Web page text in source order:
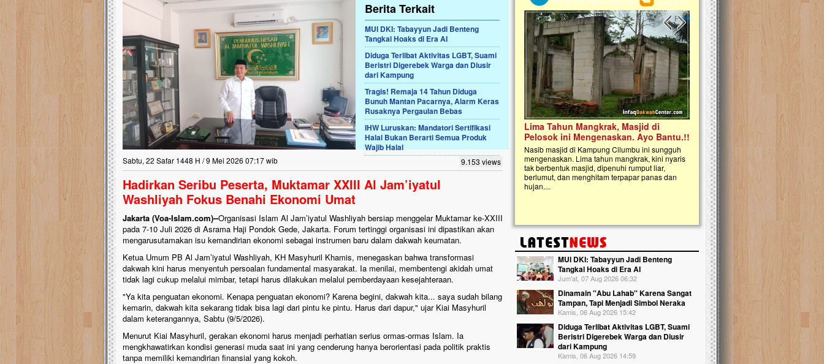
Berita Terkait
MUI DKI: Tabayyun Jadi Benteng
Tangkal Hoaks di Era AI
Diduga Terlibat Aktivitas LGBT, Suami
Beristri Digerebek Warga dan Diusir
dari Kampung
Tragis! Remaja 14 Tahun Diduga
Bunuh Mantan Pacarnya, Alarm Keras
Rusaknya Pergaulan Bebas
IHW Luruskan: Mandatori Sertifikasi
Halal Bukan Berarti Semua Produk
Wajib Halal
Sabtu, 22 Safar 1448 H / 9 Mei 2026 07:17 wib 9.153 views
Hadirkan Seribu Peserta, Muktamar XXIII Al Jam’iyatul
Washliyah Fokus Benahi Ekonomi Umat
Jakarta (Voa-Islam.com)--Organisasi Islam Al Jam’iyatul Washliyah bersiap menggelar Muktamar ke-XXIII
pada 7-10 Juli 2026 di Asrama Haji Pondok Gede, Jakarta. Forum tertinggi organisasi ini dipastikan akan
mengarusutamakan isu kemandirian ekonomi sebagai instrumen baru dalam dakwah keumatan.
​Ketua Umum PB Al Jam’iyatul Washliyah, KH Masyhuril Khamis, menegaskan bahwa transformasi
dakwah kini harus menyentuh persoalan fundamental masyarakat. Ia menilai, membentengi akidah umat
tidak lagi cukup melalui mimbar, tetapi harus dilakukan melalui pemberdayaan kesejahteraan.
​"Ya kita penguatan ekonomi. Kenapa penguatan ekonomi? Karena begini, dakwah kita... saya sudah bilang
kemarin, dakwah kita sekarang tidak bisa lagi dari pintu ke pintu. Harus dari dapur," ujar Kiai Masyhuril
dalam keterangannya, Sabtu (9/5/2026).
​Menurut Kiai Masyhuril, gerakan ekonomi harus menjadi perhatian serius ormas-ormas Islam. Ia
mengkhawatirkan kondisi generasi muda saat ini yang cenderung hanya berorientasi pada politik praktis
tanpa memiliki kemandirian finansial yang kokoh.
Previous slide
Next slide
Bantu Naura, Balita Hebat Sembuh Dari
Tumor Pembuluh Darah
Hidup Naura Salsabila dipenuhi dengan
rintangan yang sangat berat. Meskipun baru
berusia sepuluh bulan, bayi yang imut ini harus
menghadapi penyakit yang dahsyat, yaitu tumor
pembuluh darah berukuran...
Lima Tahun Mangkrak, Masjid di
Pelosok ini Mengenaskan. Ayo Bantu.!!
Nasib masjid di Kampung Cilumbu ini sungguh
mengenaskan. Lima tahun mangkrak, kini nyaris
tak berbentuk masjid, dipenuhi rumput liar,
hujan....
Palestina Masih Berduka, Ayo Ulurkan
Tangan Bantu Mereka
Sahabat, Ulurtangan mari kirimkan dukungan
terbaikmu untuk warga Palestina di Gaza demi
menguatkan mereka menghadapi situasi
mencekam ini. Mari dukung mereka dengan
berdonasi dengan cara:...
Open Donasi Wakaf
Rumah Qur'an & TK Islam
Najjah di Jonggol
Saat ini, Ulurtangan bersama Yayasan
Najjahtul Islam Jonggol sedang merintis
pembangunan Rumah Qur’an dan
kanak Islam Terpadu (TKIT) An Najjah
Gedung Majelis Taklim di Jonggol,...
MUI DKI: Tabayyun Jadi Benteng
Tangkal Hoaks di Era AI
Jum'at, 07 Aug 2026 06:32
Dinamain ''Abu Lahab'' Karena Sangat
Tampan, Tapi Menjadi Simbol Neraka
Kamis, 06 Aug 2026 15:42
Diduga Terlibat Aktivitas LGBT, Suami
Beristri Digerebek Warga dan Diusir
dari Kampung
Kamis, 06 Aug 2026 14:59